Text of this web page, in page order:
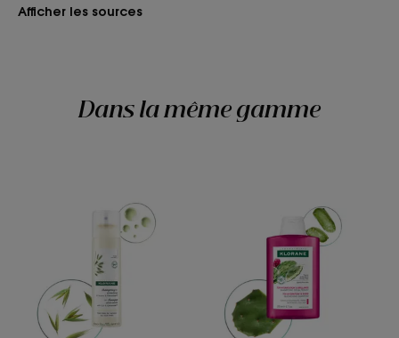
Afficher les sources
Dans la même gamme
sec
extra-
doux
désaltérant